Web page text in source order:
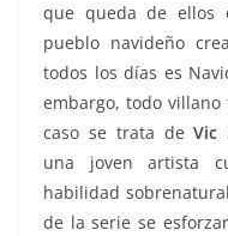
que queda de ellos
pueblo navideño
todos los días es
embargo, todo
caso se trata deVic
una joven artista
habilidad
de la serie se